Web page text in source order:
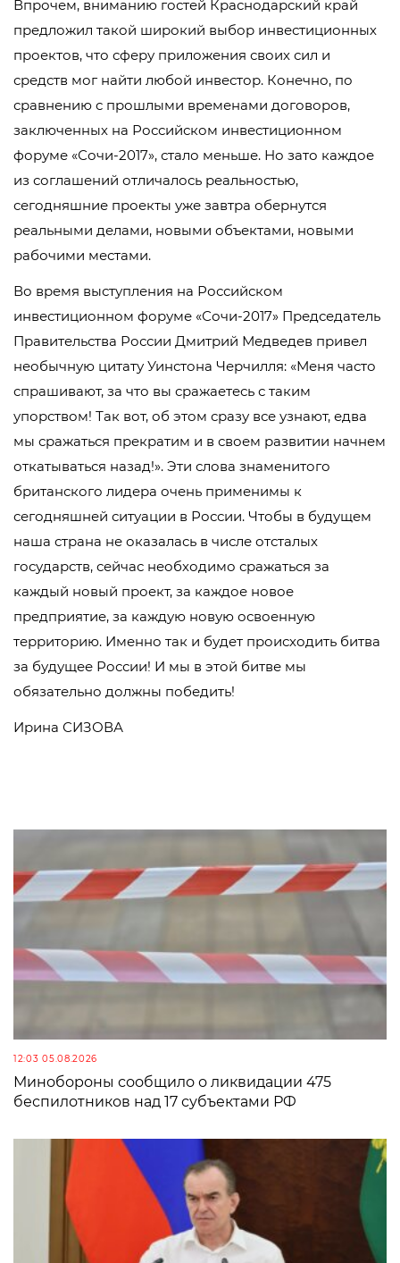
Впрочем, вниманию гостей Краснодарский край
предложил такой широкий выбор инвестиционных
проектов, что сферу приложения своих сил и
средств мог найти любой инвестор. Конечно, по
сравнению с прошлыми временами договоров,
заключенных на Российском инвестиционном
форуме «Сочи-2017», стало меньше. Но зато каждое
из соглашений отличалось реальностью,
сегодняшние проекты уже завтра обернутся
реальными делами, новыми объектами, новыми
рабочими местами.
Во время выступления на Российском
инвестиционном форуме «Сочи-2017» Председатель
Правительства России Дмитрий Медведев привел
необычную цитату Уинстона Черчилля: «Меня часто
спрашивают, за что вы сражаетесь с таким
упорством! Так вот, об этом сразу все узнают, едва
мы сражаться прекратим и в своем развитии начнем
откатываться назад!». Эти слова знаменитого
британского лидера очень применимы к
сегодняшней ситуации в России. Чтобы в будущем
наша страна не оказалась в числе отсталых
государств, сейчас необходимо сражаться за
каждый новый проект, за каждое новое
предприятие, за каждую новую освоенную
территорию. Именно так и будет происходить битва
за будущее России! И мы в этой битве мы
обязательно должны победить!
Ирина СИЗОВА
12:03 05.08.2026
Минобороны сообщило о ликвидации 475
беспилотников над 17 субъектами РФ